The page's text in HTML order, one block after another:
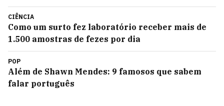
CIÊNCIA
Como um surto fez laboratório receber mais de
1.500 amostras de fezes por dia
POP
Além de Shawn Mendes: 9 famosos que sabem
falar português